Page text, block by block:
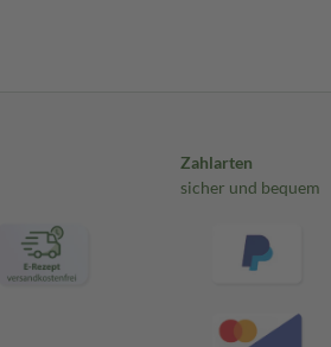
Zahlarten
sicher und bequem